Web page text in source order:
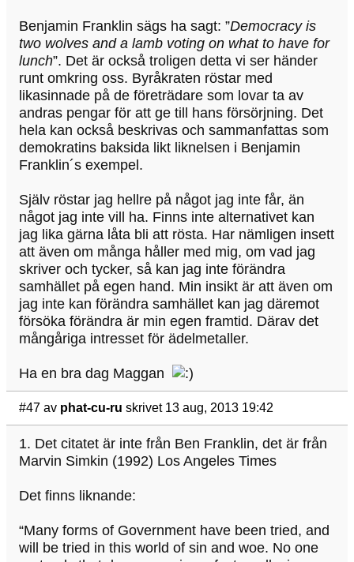
Benjamin Franklin sägs ha sagt: ”Democracy is
two wolves and a lamb voting on what to have for
lunch”. Det är också troligen detta vi ser händer
runt omkring oss. Byråkraten röstar med
likasinnade på de företrädare som lovar ta av
andras pengar för att ge till hans försörjning. Det
hela kan också beskrivas och sammanfattas som
demokratins baksida likt liknelsen i Benjamin
Franklin´s exempel.
Själv röstar jag hellre på något jag inte får, än
något jag inte vill ha. Finns inte alternativet kan
jag lika gärna låta bli att rösta. Har nämligen insett
att även om många håller med mig, om vad jag
skriver och tycker, så kan jag inte förändra
samhället på egen hand. Min insikt är att även om
jag inte kan förändra samhället kan jag däremot
försöka förändra är min egen framtid. Därav det
mångåriga intresset för ädelmetaller.
Ha en bra dag Maggan
#47 av phat-cu-ru skrivet 13 aug, 2013 19:42
1. Det citatet är inte från Ben Franklin, det är från
Marvin Simkin (1992) Los Angeles Times
Det finns liknande:
“Many forms of Government have been tried, and
will be tried in this world of sin and woe. No one